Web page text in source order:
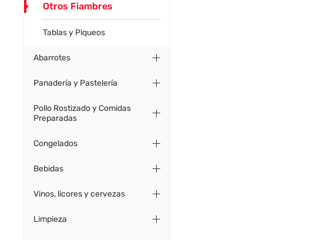
Otros Fiambres
Tablas y Piqueos
Abarrotes
Panadería y Pastelería
Pollo Rostizado y Comidas
Preparadas
Congelados
Bebidas
Vinos, licores y cervezas
Limpieza